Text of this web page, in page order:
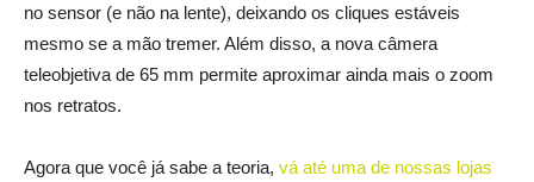
no sensor (e não na lente), deixando os cliques estáveis
mesmo se a mão tremer. Além disso, a nova câmera
teleobjetiva de 65 mm permite aproximar ainda mais o zoom
nos retratos.
Agora que você já sabe a teoria, vá até uma de nossas lojas